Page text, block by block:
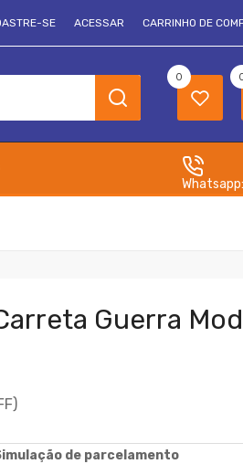
SE ACESSAR CARRINHO DE
0
Whatsapp:
Guerra
de parcelamento